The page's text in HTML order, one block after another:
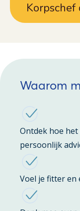
Korpschef
Waarom
Ontdek hoe
persoonlijk
Voel je fitter en